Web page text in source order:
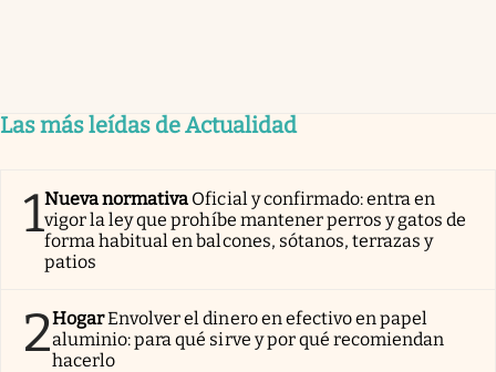
Las más leídas de Actualidad
1Nueva normativa Oficial y confirmado: entra en
vigor la ley que prohíbe mantener perros y gatos de
forma habitual en balcones, sótanos, terrazas y
patios
2HogarEnvolver el dinero en efectivo en papel
aluminio: para qué sirve y por qué recomiendan
hacerlo